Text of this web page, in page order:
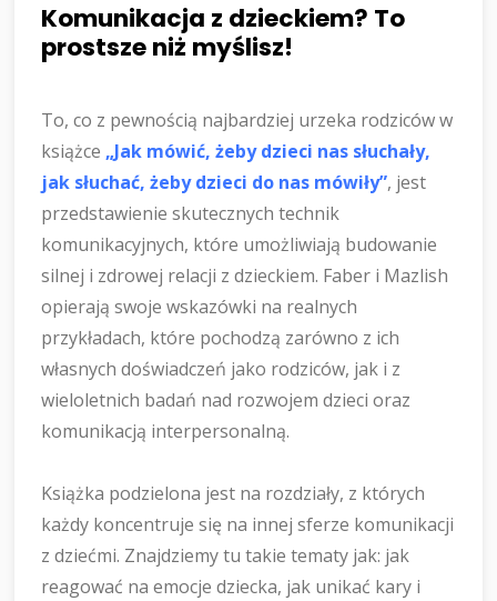
Komunikacja z dzieckiem? To
prostsze niż myślisz!
To, co z pewnością najbardziej urzeka rodziców w
książce „Jak mówić, żeby dzieci nas słuchały,
jak słuchać, żeby dzieci do nas mówiły”, jest
przedstawienie skutecznych technik
komunikacyjnych, które umożliwiają budowanie
silnej i zdrowej relacji z dzieckiem. Faber i Mazlish
opierają swoje wskazówki na realnych
przykładach, które pochodzą zarówno z ich
własnych doświadczeń jako rodziców, jak i z
wieloletnich badań nad rozwojem dzieci oraz
komunikacją interpersonalną.
Książka podzielona jest na rozdziały, z których
każdy koncentruje się na innej sferze komunikacji
z dziećmi. Znajdziemy tu takie tematy jak: jak
reagować na emocje dziecka, jak unikać kary i